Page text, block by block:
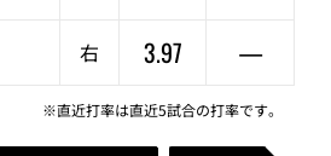
右 3.97 —
※直近打率は直近5試合の打率です。